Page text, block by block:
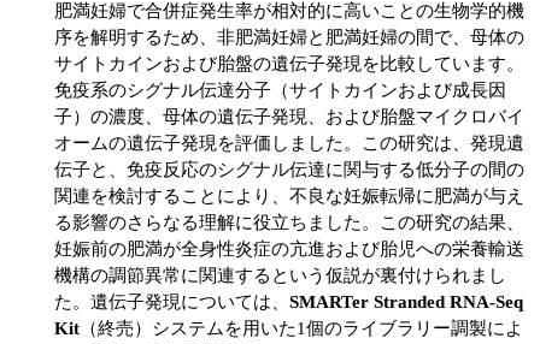
肥満妊婦で合併症発生率が相対的に高いことの生物学的機
序を解明するため、非肥満妊婦と肥満妊婦の間で、母体の
サイトカインおよび胎盤の遺伝子発現を比較しています。
免疫系のシグナル伝達分子（サイトカインおよび成長因
子）の濃度、母体の遺伝子発現、および胎盤マイクロバイ
オームの遺伝子発現を評価しました。この研究は、発現遺
伝子と、免疫反応のシグナル伝達に関与する低分子の間の
関連を検討することにより、不良な妊娠転帰に肥満が与え
る影響のさらなる理解に役立ちました。この研究の結果、
妊娠前の肥満が全身性炎症の亢進および胎児への栄養輸送
機構の調節異常に関連するという仮説が裏付けられまし
た。遺伝子発現については、 SMARTer Stranded RNA-Seq
Kit （終売）システムを用いた1個のライブラリー調製によ